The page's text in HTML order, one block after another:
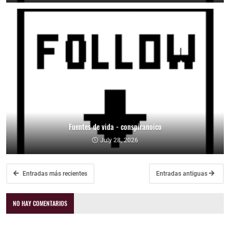
Fuentes de vida - conspiranoico
July 28, 2026
Entradas más recientes Entradas antiguas
NO HAY COMENTARIOS